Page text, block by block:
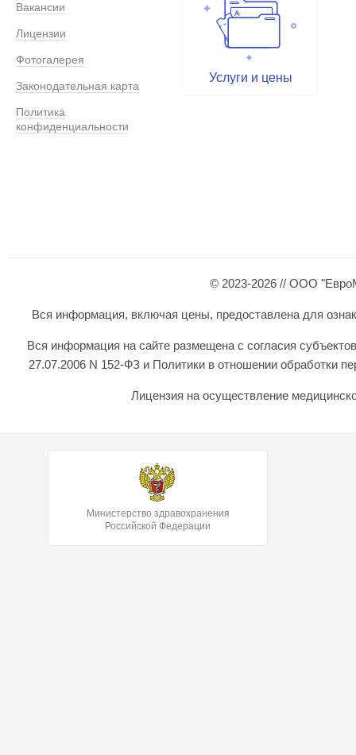
Вакансии
Лицензии
Фотогалерея
Законодательная карта
Политика
конфиденциальности
Услуги и цены
© 2023-2026 // ООО
Вся информация, включая цены, предоставлена для
Вся информация на сайте размещена с согласия
27.07.2006 N 152-ФЗ и Политики в отношении обработки
Лицензия на осуществление
Министерство здравохранения
Российской Федерации